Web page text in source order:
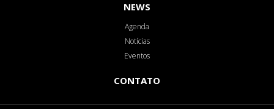
NEWS
Agenda
Notícias
Eventos
CONTATO